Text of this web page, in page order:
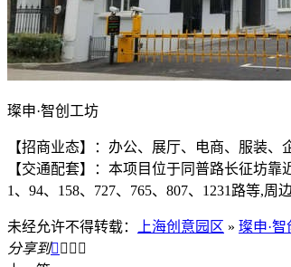
璨申·智创工坊
【招商业态】：办公、展厅、电商、服装
【交通配套】：本项目位于同普路长征坊
1、94、158、727、765、807、1231路等,
未经允许不得转载： 上海创意园区 » 璨申·
分享到   